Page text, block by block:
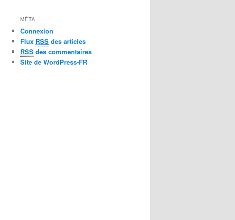
MÉTA
Connexion
Flux RSS des articles
RSS des commentaires
Site de WordPress-FR